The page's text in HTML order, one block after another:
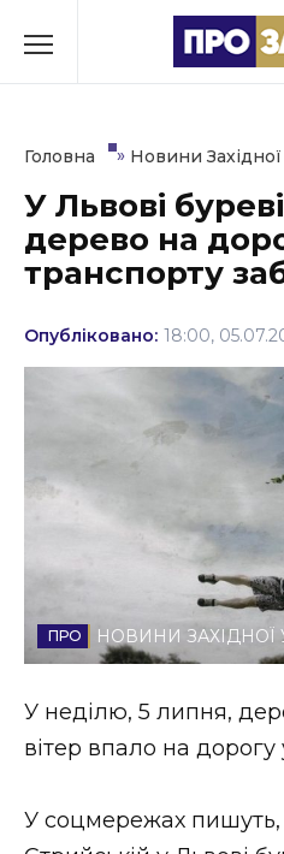
до
Культура
Освіта
Події
Політика
Соціум
Спорт
Втрачений Ужгород
Головна » Новини
У Львові
дерево на
транспорту
Опубліковано: 18:00,
НОВИНИ ЗАХІДНОЇ
У неділю, 5 липня,
вітер впало на дорогу
У соцмережах